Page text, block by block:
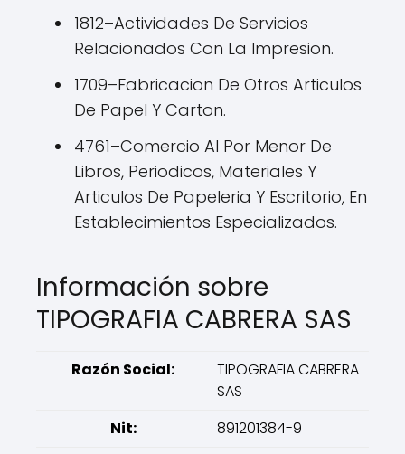
1812–Actividades De Servicios
Relacionados Con La Impresion.
1709–Fabricacion De Otros Articulos
De Papel Y Carton.
4761–Comercio Al Por Menor De
Libros, Periodicos, Materiales Y
Articulos De Papeleria Y Escritorio, En
Establecimientos Especializados.
Información sobre
TIPOGRAFIA CABRERA SAS
Razón Social:
TIPOGRAFIA CABRERA
SAS
Nit:
891201384-9